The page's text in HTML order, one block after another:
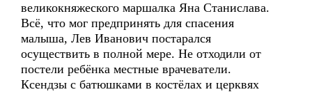
великокняжеского маршалка Яна Станислава.
Всё, что мог предпринять для спасения
малыша, Лев Иванович постарался
осуществить в полной мере. Не отходили от
постели ребёнка местные врачеватели.
Ксендзы с батюшками в костёлах и церквях